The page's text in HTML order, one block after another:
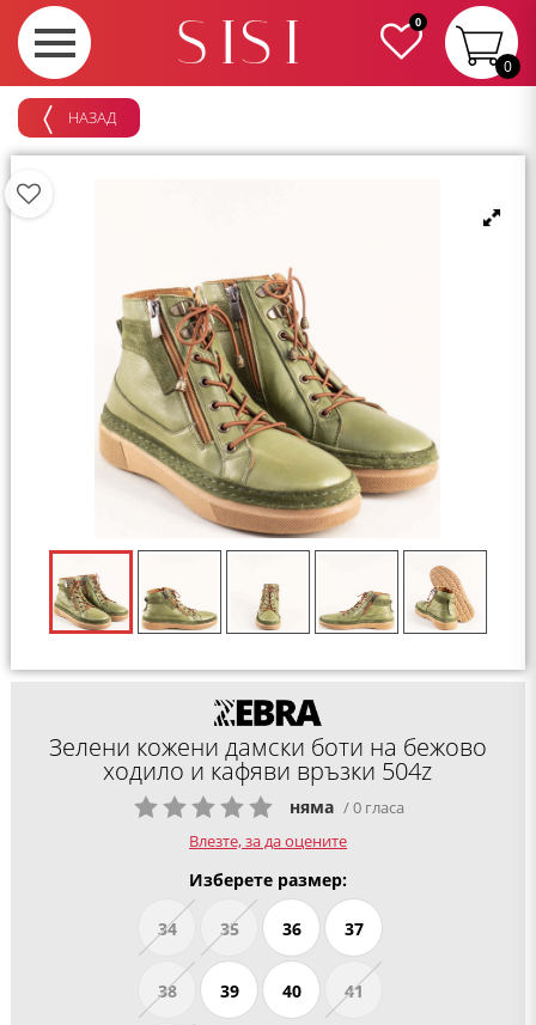
0
0
НАЗАД
Зелени кожени дамски боти на бежово
ходило и кафяви връзки 504z
няма / 0 гласа
Влезте, за да оцените
Изберете размер:
34 35 36 37
38 39 40 41